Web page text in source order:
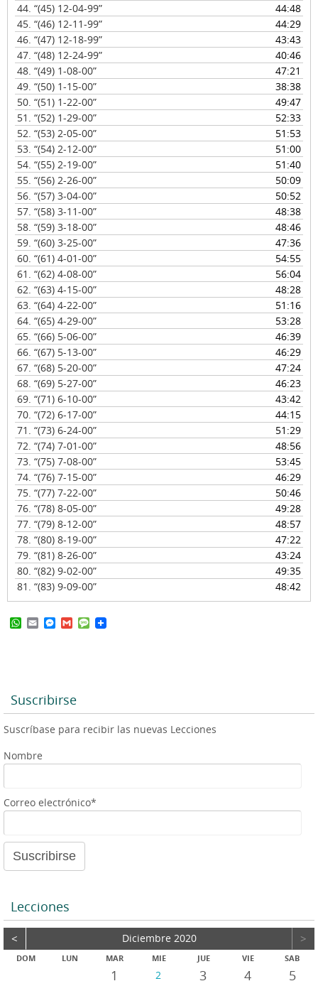
44. “(45) 12-04-99”
44:48
45. “(46) 12-11-99”
44:29
46. “(47) 12-18-99”
43:43
47. “(48) 12-24-99”
40:46
48. “(49) 1-08-00”
47:21
49. “(50) 1-15-00”
38:38
50. “(51) 1-22-00”
49:47
51. “(52) 1-29-00”
52:33
52. “(53) 2-05-00”
51:53
53. “(54) 2-12-00”
51:00
54. “(55) 2-19-00”
51:40
55. “(56) 2-26-00”
50:09
56. “(57) 3-04-00”
50:52
57. “(58) 3-11-00”
48:38
58. “(59) 3-18-00”
48:46
59. “(60) 3-25-00”
47:36
60. “(61) 4-01-00”
54:55
61. “(62) 4-08-00”
56:04
62. “(63) 4-15-00”
48:28
63. “(64) 4-22-00”
51:16
64. “(65) 4-29-00”
53:28
65. “(66) 5-06-00”
46:39
66. “(67) 5-13-00”
46:29
67. “(68) 5-20-00”
47:24
68. “(69) 5-27-00”
46:23
69. “(71) 6-10-00”
43:42
70. “(72) 6-17-00”
44:15
71. “(73) 6-24-00”
51:29
72. “(74) 7-01-00”
48:56
73. “(75) 7-08-00”
53:45
74. “(76) 7-15-00”
46:29
75. “(77) 7-22-00”
50:46
76. “(78) 8-05-00”
49:28
77. “(79) 8-12-00”
48:57
78. “(80) 8-19-00”
47:22
79. “(81) 8-26-00”
43:24
80. “(82) 9-02-00”
49:35
81. “(83) 9-09-00” 48:42
W
p
E M
e
r
G M
Suscribirse
Suscríbase para recibir las nuevas Lecciones
Nombre
Correo electrónico*
Lecciones
< Diciembre 2020 >
DOM LUN MAR MIE JUE VIE SAB
1 2 3 4 5